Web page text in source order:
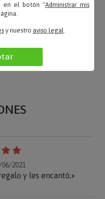
2021
y les encantó.»
en el botón "Administrar mis
y nuestro aviso legal